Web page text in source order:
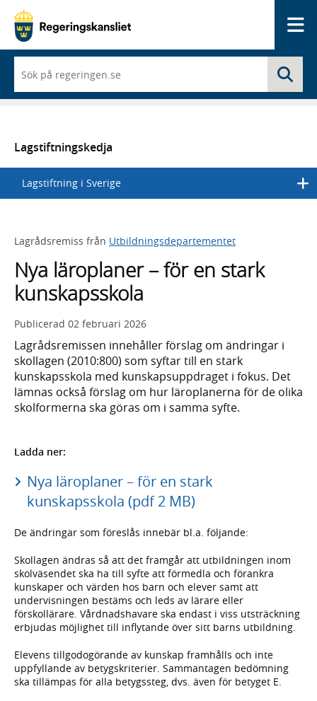
du
börjar
skriva
en
lista
med
sökförslag
Lagstiftningskedja
Lagstiftning i Sverige
Lagrådsremiss från Utbildningsdepartementet
Nya läroplaner – för en stark
kunskapsskola
Publicerad 02 februari 2026
Lagrådsremissen innehåller förslag om ändringar i
skollagen (2010:800) som syftar till en stark
kunskapsskola med kunskapsuppdraget i fokus. Det
lämnas också förslag om hur läroplanerna för de olika
skolformerna ska göras om i samma syfte.
Ladda ner:
Nya läroplaner – för en stark
kunskapsskola (pdf 2 MB)
De ändringar som föreslås innebär bl.a. följande:
Skollagen ändras så att det framgår att utbildningen inom
skolväsendet ska ha till syfte att förmedla och förankra
kunskaper och värden hos barn och elever samt att
undervisningen bestäms och leds av lärare eller
förskollärare. Vårdnadshavare ska endast i viss utsträckning
erbjudas möjlighet till inflytande över sitt barns utbildning.
Elevens tillgodogörande av kunskap framhålls och inte
uppfyllande av betygskriterier. Sammantagen bedömning
ska tillämpas för alla betygssteg, dvs. även för betyget E.